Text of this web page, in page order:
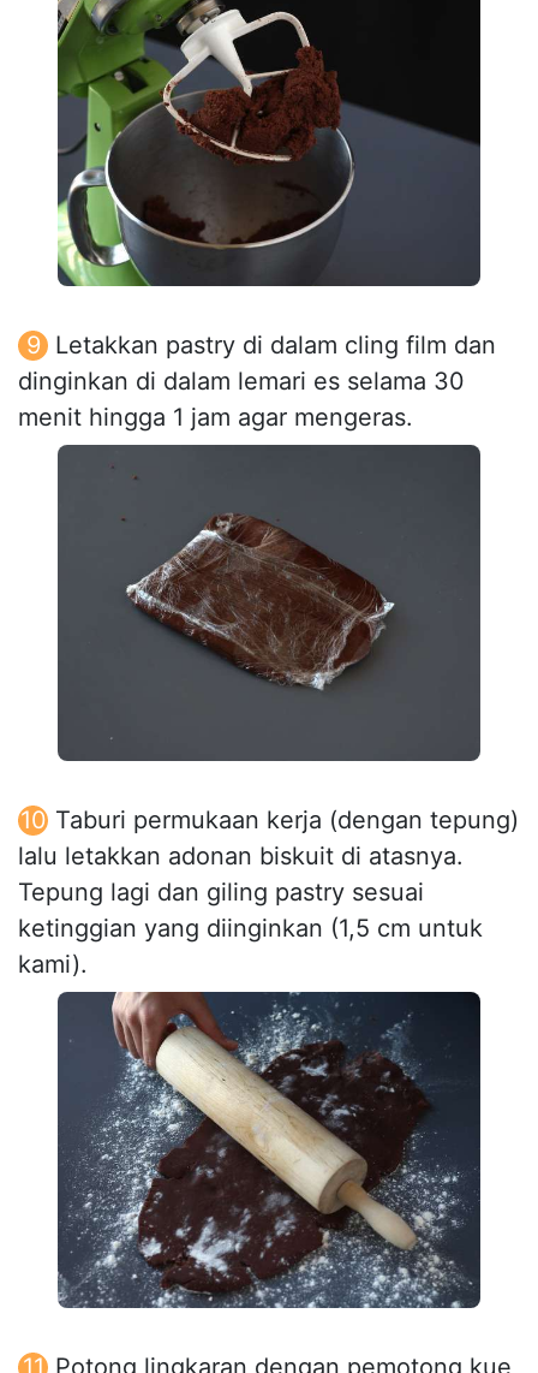
Letakkan pastry di dalam cling film dan
dinginkan di dalam lemari es selama 30
menit hingga 1 jam agar mengeras.
Taburi permukaan kerja (dengan tepung)
lalu letakkan adonan biskuit di atasnya.
Tepung lagi dan giling pastry sesuai
ketinggian yang diinginkan (1,5 cm untuk
kami).
Potong lingkaran dengan pemotong kue